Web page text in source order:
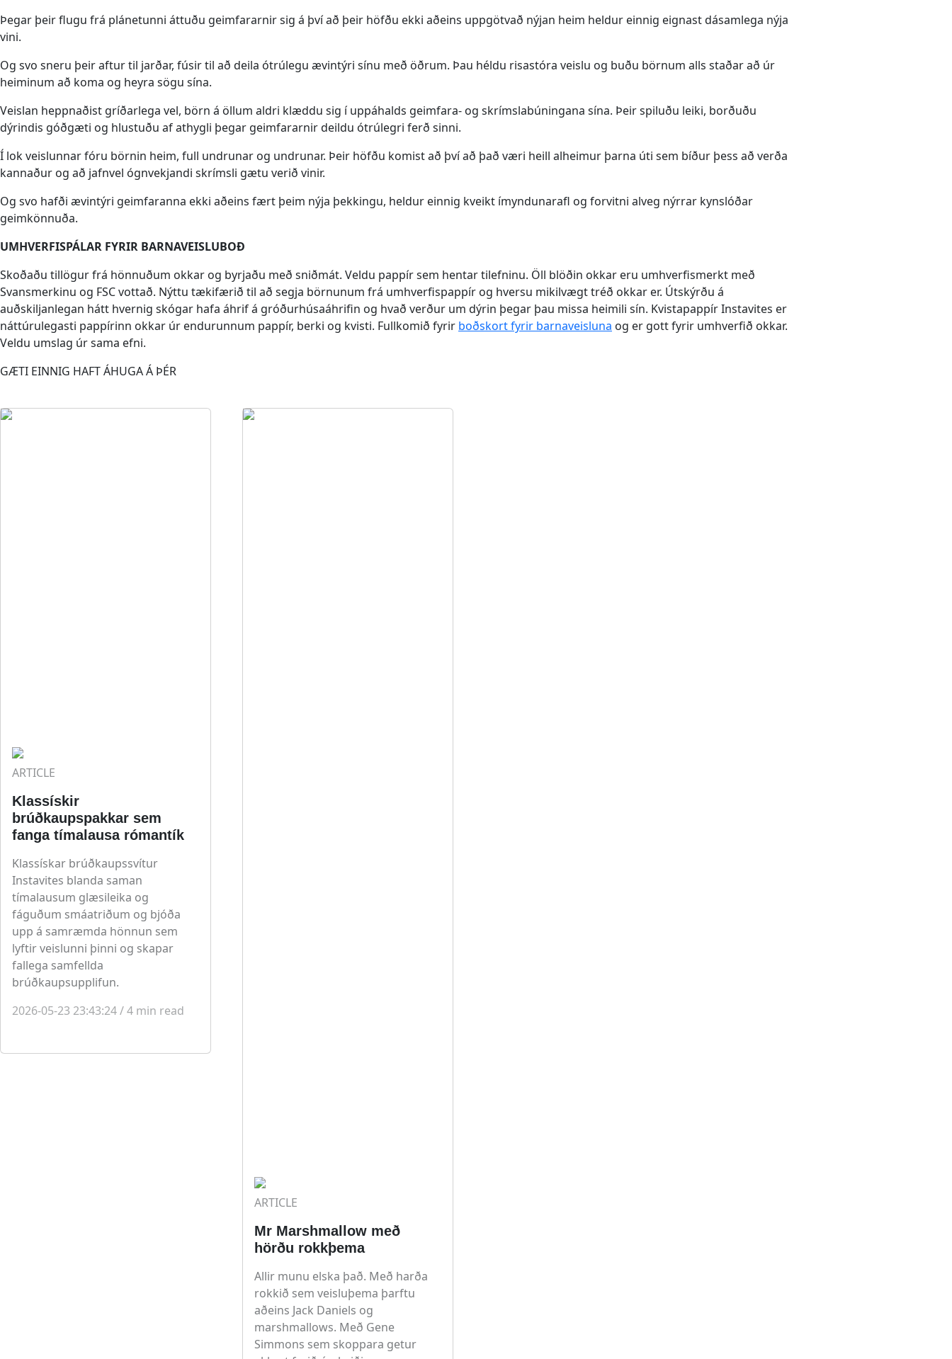
Þegar þeir flugu frá plánetunni áttuðu geimfararnir sig á því að þeir höfðu ekki aðeins uppgötvað nýjan heim heldur einnig eignast dásamlega nýja
vini.
Og svo sneru þeir aftur til jarðar, fúsir til að deila ótrúlegu ævintýri sínu með öðrum. Þau héldu risastóra veislu og buðu börnum alls staðar að úr
heiminum að koma og heyra sögu sína.
Veislan heppnaðist gríðarlega vel, börn á öllum aldri klæddu sig í uppáhalds geimfara- og skrímslabúningana sína. Þeir spiluðu leiki, borðuðu
dýrindis góðgæti og hlustuðu af athygli þegar geimfararnir deildu ótrúlegri ferð sinni.
Í lok veislunnar fóru börnin heim, full undrunar og undrunar. Þeir höfðu komist að því að það væri heill alheimur þarna úti sem bíður þess að verða
kannaður og að jafnvel ógnvekjandi skrímsli gætu verið vinir.
Og svo hafði ævintýri geimfaranna ekki aðeins fært þeim nýja þekkingu, heldur einnig kveikt ímyndunarafl og forvitni alveg nýrrar kynslóðar
geimkönnuða.
UMHVERFISPÁLAR FYRIR BARNAVEISLUBOÐ
Skoðaðu tillögur frá hönnuðum okkar og byrjaðu með sniðmát. Veldu pappír sem hentar tilefninu. Öll blöðin okkar eru umhverfismerkt með
Svansmerkinu og FSC vottað. Nýttu tækifærið til að segja börnunum frá umhverfispappír og hversu mikilvægt tréð okkar er. Útskýrðu á
auðskiljanlegan hátt hvernig skógar hafa áhrif á gróðurhúsaáhrifin og hvað verður um dýrin þegar þau missa heimili sín. Kvistapappír Instavites er
náttúrulegasti pappírinn okkar úr endurunnum pappír, berki og kvisti. Fullkomið fyrir boðskort fyrir barnaveisluna og er gott fyrir umhverfið okkar.
Veldu umslag úr sama efni.
GÆTI EINNIG HAFT ÁHUGA Á ÞÉR
ARTICLE
Klassískir
brúðkaupspakkar sem
fanga tímalausa rómantík
Klassískar brúðkaupssvítur
Instavites blanda saman
tímalausum glæsileika og
fáguðum smáatriðum og bjóða
upp á samræmda hönnun sem
lyftir veislunni þinni og skapar
fallega samfellda
brúðkaupsupplifun.
2026-05-23 23:43:24/4 min read
ARTICLE
Mr Marshmallow með
hörðu rokkþema
Allir munu elska það. Með harða
rokkið sem veisluþema þarftu
aðeins Jack Daniels og
marshmallows. Með Gene
Simmons sem skoppara getur